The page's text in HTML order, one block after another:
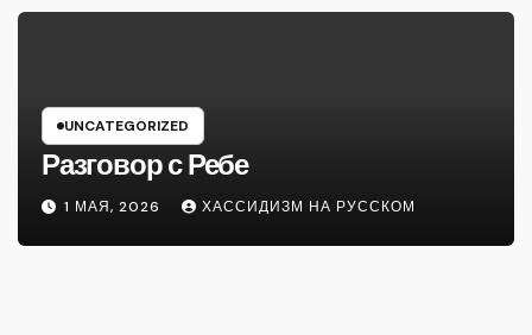
UNCATEGORIZED
Разговор с Ребе
1 МАЯ, 2026 ХАССИДИЗМ НА РУССКОМ